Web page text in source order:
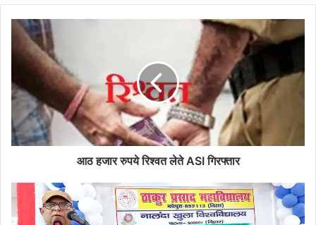
आठ
हजार
रुपये
रिश्वत
लेते
ASI
गिरफ्तार
आठ हजार रुपये रिश्वत लेते ASI गिरफ्तार
के
शिक्षा